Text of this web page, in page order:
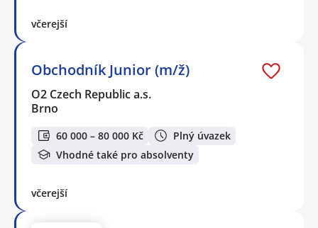
včerejší
Obchodník Junior (m/ž)
O2 Czech Republic a.s.
Brno
60 000 – 80 000 Kč
Plný úvazek
Vhodné také pro absolventy
včerejší